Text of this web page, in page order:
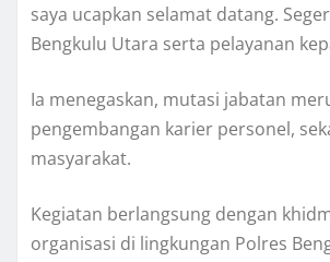
saya ucapkan selamat datang.
Bengkulu Utara serta pelayanan
Ia menegaskan, mutasi jabatan
pengembangan karier personel,
masyarakat.
Kegiatan berlangsung dengan
organisasi di lingkungan Polres